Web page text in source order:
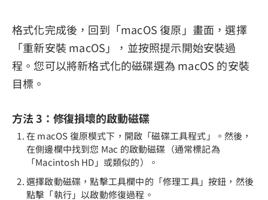
格式化完成後，回到「macOS 復原」畫面，選擇
「重新安裝 macOS」，並按照提示開始安裝過
程。您可以將新格式化的磁碟選為 macOS 的安裝
目標。
方法 3：修復損壞的啟動磁碟
在 macOS 復原模式下，開啟「磁碟工具程式」。然後，
在側邊欄中找到您 Mac 的啟動磁碟（通常標記為
「Macintosh HD」或類似的）。
選擇啟動磁碟，點擊工具欄中的「修理工具」按鈕，然後
點擊「執行」以啟動修復過程。